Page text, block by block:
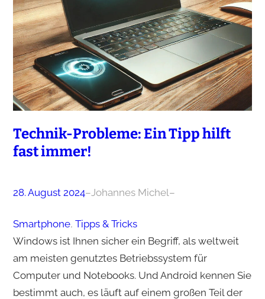
Technik-Probleme: Ein Tipp hilft
fast immer!
28. August 2024–Johannes Michel–
Smartphone, Tipps & Tricks
Windows ist Ihnen sicher ein Begriff, als weltweit
am meisten genutztes Betriebssystem für
Computer und Notebooks. Und Android kennen Sie
bestimmt auch, es läuft auf einem großen Teil der